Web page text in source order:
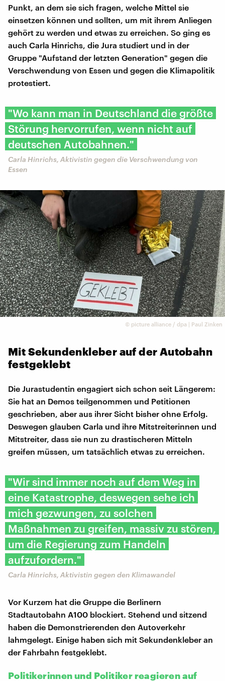
Punkt, an dem sie sich fragen, welche Mittel sie
einsetzen können und sollten, um mit ihrem Anliegen
gehört zu werden und etwas zu erreichen. So ging es
auch Carla Hinrichs, die Jura studiert und in der
Gruppe "Aufstand der letzten Generation" gegen die
Verschwendung von Essen und gegen die Klimapolitik
protestiert.
"Wo kann man in Deutschland die größte
Störung hervorrufen, wenn nicht auf
deutschen Autobahnen."
Carla Hinrichs, Aktivistin gegen die Verschwendung von
Essen
© picture alliance / dpa | Paul Zinken
Mit Sekundenkleber auf der Autobahn
festgeklebt
Die Jurastudentin engagiert sich schon seit Längerem:
Sie hat an Demos teilgenommen und Petitionen
geschrieben, aber aus ihrer Sicht bisher ohne Erfolg.
Deswegen glauben Carla und ihre Mitstreiterinnen und
Mitstreiter, dass sie nun zu drastischeren Mitteln
greifen müssen, um tatsächlich etwas zu erreichen.
"Wir sind immer noch auf dem Weg in
eine Katastrophe, deswegen sehe ich
mich gezwungen, zu solchen
Maßnahmen zu greifen, massiv zu stören,
um die Regierung zum Handeln
aufzufordern."
Carla Hinrichs, Aktivistin gegen den Klimawandel
Vor Kurzem hat die Gruppe die Berlinern
Stadtautobahn A100 blockiert. Stehend und sitzend
haben die Demonstrierenden den Autoverkehr
lahmgelegt. Einige haben sich mit Sekundenkleber an
der Fahrbahn festgeklebt.
Politikerinnen und Politiker reagieren auf